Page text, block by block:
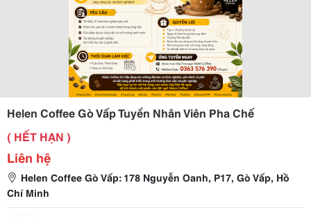
Helen Coffee Gò Vấp Tuyển Nhân Viên Pha Chế
( HẾT HẠN )
Liên hệ
Helen Coffee Gò Vấp: 178 Nguyễn Oanh, P17, Gò Vấp, Hồ
Chí Minh